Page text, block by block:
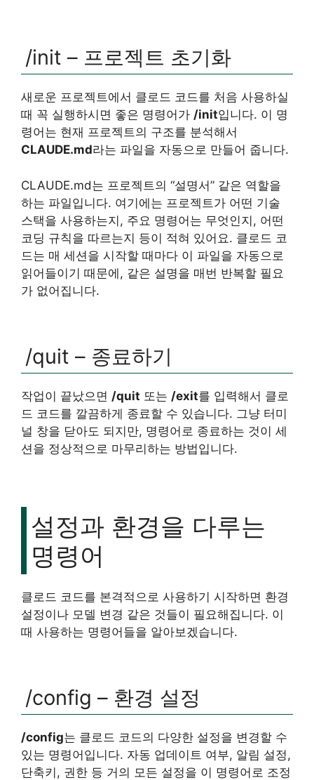
/init – 프로젝트 초기화
새로운 프로젝트에서 클로드 코드를 처음 사용하실
때 꼭 실행하시면 좋은 명령어가 /init입니다. 이 명
령어는 현재 프로젝트의 구조를 분석해서
CLAUDE.md라는 파일을 자동으로 만들어 줍니다.
CLAUDE.md는 프로젝트의 “설명서” 같은 역할을
하는 파일입니다. 여기에는 프로젝트가 어떤 기술
스택을 사용하는지, 주요 명령어는 무엇인지, 어떤
코딩 규칙을 따르는지 등이 적혀 있어요. 클로드 코
드는 매 세션을 시작할 때마다 이 파일을 자동으로
읽어들이기 때문에, 같은 설명을 매번 반복할 필요
가 없어집니다.
/quit – 종료하기
작업이 끝났으면 /quit 또는 /exit를 입력해서 클로
드 코드를 깔끔하게 종료할 수 있습니다. 그냥 터미
널 창을 닫아도 되지만, 명령어로 종료하는 것이 세
션을 정상적으로 마무리하는 방법입니다.
설정과 환경을 다루는
명령어
클로드 코드를 본격적으로 사용하기 시작하면 환경
설정이나 모델 변경 같은 것들이 필요해집니다. 이
때 사용하는 명령어들을 알아보겠습니다.
/config – 환경 설정
/config는 클로드 코드의 다양한 설정을 변경할 수
있는 명령어입니다. 자동 업데이트 여부, 알림 설정,
단축키, 권한 등 거의 모든 설정을 이 명령어로 조정